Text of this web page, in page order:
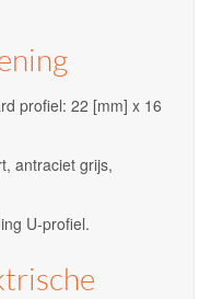
profiel: 22 [mm] x 16
antraciet grijs,
U-profiel.